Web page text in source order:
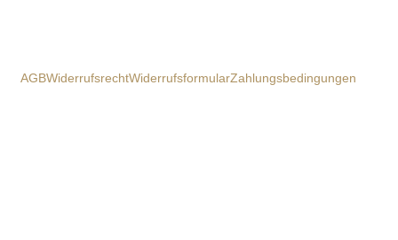
AGBWiderrufsrechtWiderrufsformularZahlungsbedingungen